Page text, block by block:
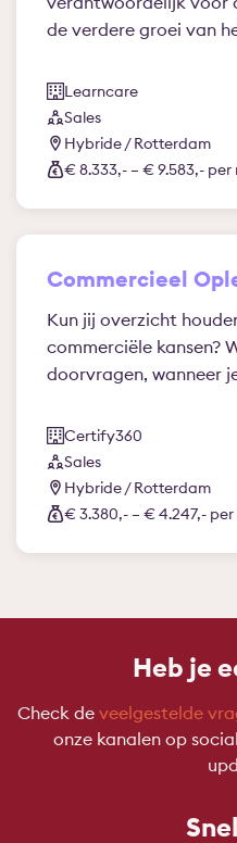
de verdere groei van
Learncare
Sales
Hybride / Rotterdam
€ 8.333,- – € 9.583,- per
Commercieel
Kun jij overzicht
commerciële kansen?
doorvragen, wanneer
Certify360
Sales
Hybride / Rotterdam
€ 3.380,- – € 4.247,-
Heb je
Check de veelgestelde
onze kanalen op